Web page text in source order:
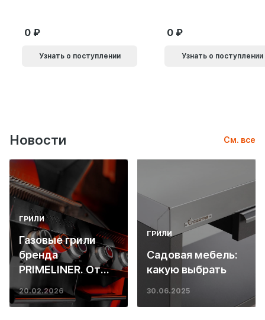
0
Узнать о поступлении
0
Узнать о поступлении
Новости См. все
ГРИЛИ
Газовые грили
бренда
PRIMELINER. От
основ инженерии
до ресторанных
20.02.2026
ГРИЛИ
Садовая мебель:
какую выбрать
30.06.2025